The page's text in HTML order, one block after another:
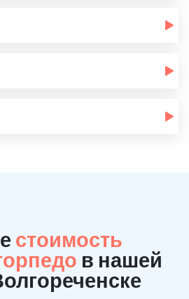
стоимость
в нашей